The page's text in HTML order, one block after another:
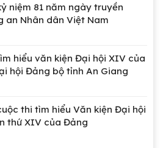
niệm 81 năm ngày truyền
an Nhân dân Việt Nam
hiểu văn kiện Đại hội XIV của
hội Đảng bộ tỉnh An Giang
thi tìm hiểu Văn kiện Đại hội
thứ XIV của Đảng